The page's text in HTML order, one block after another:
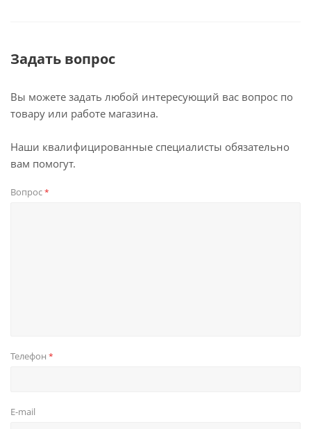
Задать вопрос
Вы можете задать любой интересующий вас вопрос по
товару или работе магазина.
Наши квалифицированные специалисты обязательно
вам помогут.
Вопрос*
Телефон *
E-mail